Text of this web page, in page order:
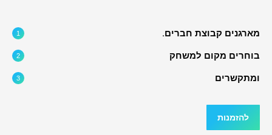
מארגנים קבוצת חברים.
בוחרים מקום למשחק
ומתקשרים
להזמנות